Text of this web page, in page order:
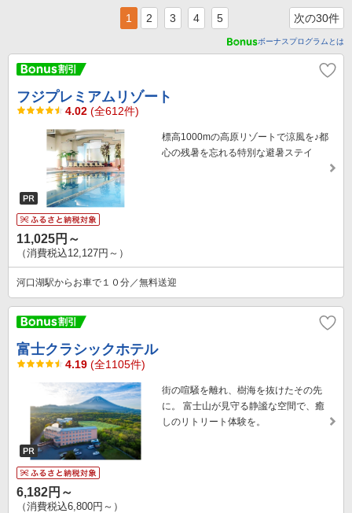
1 2 3 4 5 次の30件
ボーナスプログラムとは
フジプレミアムリゾート
4.02 (全612件)
標高1000mの高原リゾートで涼風を♪都
心の残暑を忘れる特別な避暑ステイ
11,025円～
（消費税込12,127円～）
河口湖駅からお車で１０分／無料送迎
富士クラシックホテル
4.19 (全1105件)
街の喧騒を離れ、樹海を抜けたその先
に。 富士山が見守る静謐な空間で、癒
しのリトリート体験を。
6,182円～
（消費税込6,800円～）